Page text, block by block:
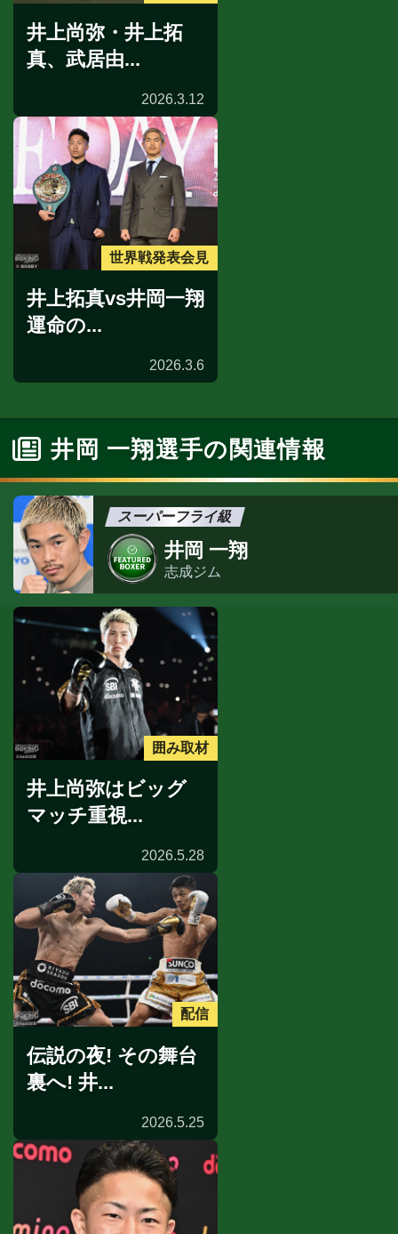
井上尚弥・井上拓
真、武居由...
2026.3.12
世界戦発表会見
井上拓真vs井岡一翔
運命の...
2026.3.6
井岡 一翔選手の関連情報
スーパーフライ級
井岡 一翔
志成ジム
囲み取材
井上尚弥はビッグ
マッチ重視...
2026.5.28
配信
伝説の夜! その舞台
裏へ! 井...
2026.5.25